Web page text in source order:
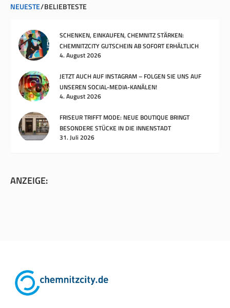
NEUESTE BELIEBTESTE
SCHENKEN, EINKAUFEN, CHEMNITZ STÄRKEN:
CHEMNITZCITY GUTSCHEIN AB SOFORT ERHÄLTLICH
4. August 2026
JETZT AUCH AUF INSTAGRAM – FOLGEN SIE UNS AUF
UNSEREN SOCIAL-MEDIA-KANÄLEN!
4. August 2026
FRISEUR TRIFFT MODE: NEUE BOUTIQUE BRINGT
BESONDERE STÜCKE IN DIE INNENSTADT
31. Juli 2026
ANZEIGE: